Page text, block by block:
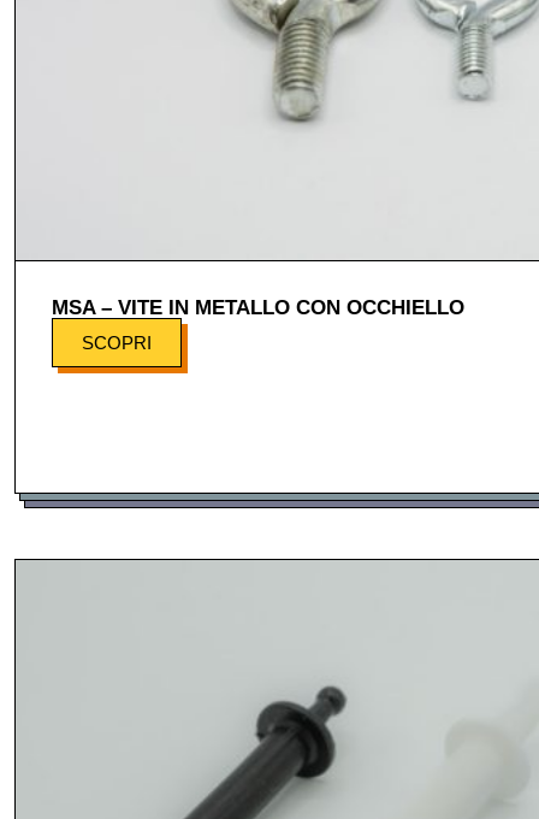
MSA – VITE IN METALLO CON OCCHIELLO
SCOPRI